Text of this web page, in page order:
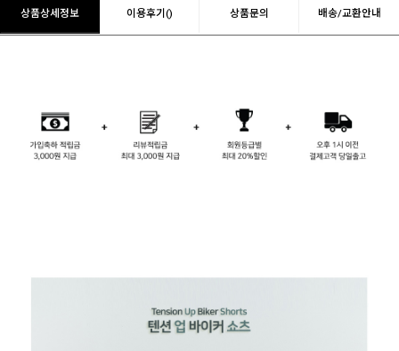
상품상세정보 이용후기() 상품문의 배송/교환안내